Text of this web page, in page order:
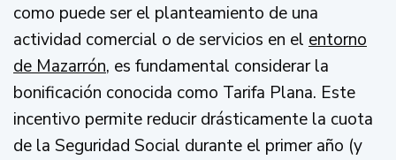
como puede ser el planteamiento de una
actividad comercial o de servicios en el entorno
de Mazarrón, es fundamental considerar la
bonificación conocida como Tarifa Plana. Este
incentivo permite reducir drásticamente la cuota
de la Seguridad Social durante el primer año (y